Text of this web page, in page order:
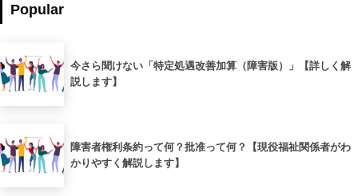
Popular
今さら聞けない「特定処遇改善加算（障害版）」【詳しく解
説します】
障害者権利条約って何？批准って何？【現役福祉関係者がわ
かりやすく解説します】